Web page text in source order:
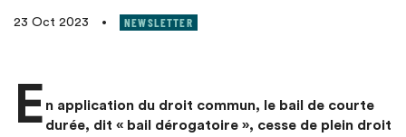
23 Oct 2023 • NEWSLETTER
E n application du droit commun, le bail de courte
durée, dit « bail dérogatoire », cesse de plein droit